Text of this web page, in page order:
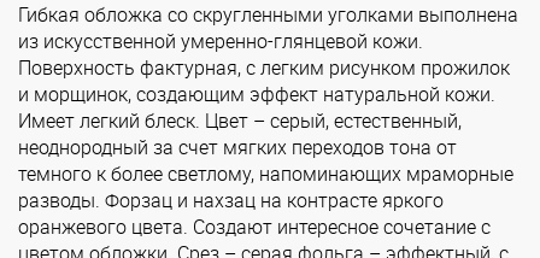
Гибкая обложка со скругленными уголками выполнена
из искусственной умеренно-глянцевой кожи.
Поверхность фактурная, с легким рисунком прожилок
и морщинок, создающим эффект натуральной кожи.
Имеет легкий блеск. Цвет – серый, естественный,
неоднородный за счет мягких переходов тона от
темного к более светлому, напоминающих мраморные
разводы. Форзац и нахзац на контрасте яркого
оранжевого цвета. Создают интересное сочетание с